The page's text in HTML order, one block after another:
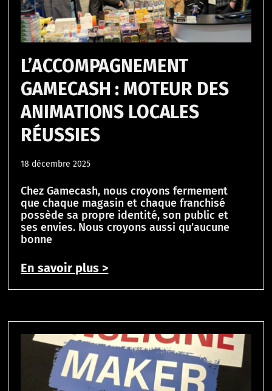
L’ACCOMPAGNEMENT
GAMECASH : MOTEUR DES
ANIMATIONS LOCALES
RÉUSSIES
18 décembre 2025
Chez Gamecash, nous croyons fermement
que chaque magasin et chaque franchisé
possède sa propre identité, son public et
ses envies. Nous croyons aussi qu’aucune
bonne
En savoir plus >